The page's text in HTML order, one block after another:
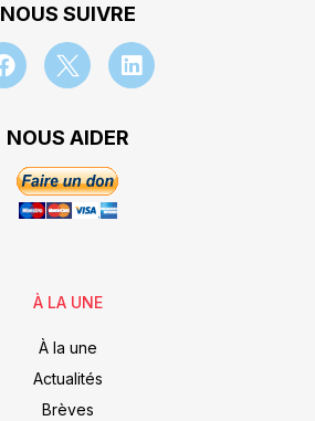
NOUS SUIVRE
NOUS AIDER
À LA UNE
À la une
Actualités
Brèves